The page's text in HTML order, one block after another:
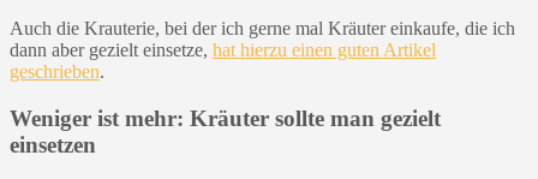
Auch die Krauterie, bei der ich gerne mal Kräuter einkaufe, die ich
dann aber gezielt einsetze, hat hierzu einen guten Artikel
geschrieben.
Weniger ist mehr: Kräuter sollte man gezielt
einsetzen